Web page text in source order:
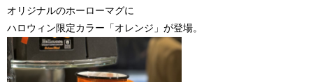
オリジナルのホーローマグに
ハロウィン限定カラー「オレンジ」が登場。